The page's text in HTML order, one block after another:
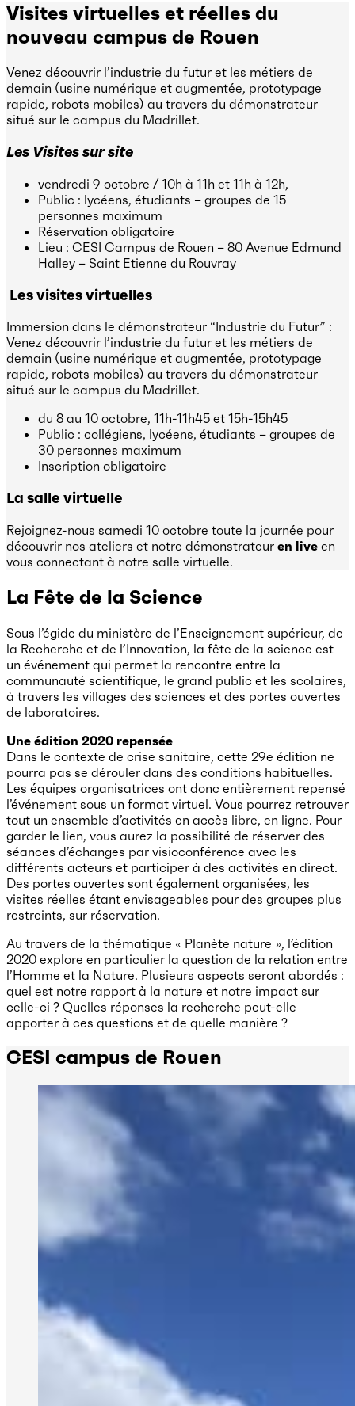
Visites virtuelles et réelles du
nouveau campus de Rouen
Venez découvrir l’industrie du futur et les métiers de
demain (usine numérique et augmentée, prototypage
rapide, robots mobiles) au travers du démonstrateur
situé sur le campus du Madrillet.
Les Visites sur site
vendredi 9 octobre / 10h à 11h et 11h à 12h,
Public : lycéens, étudiants – groupes de 15
personnes maximum
Réservation obligatoire
Lieu : CESI Campus de Rouen – 80 Avenue Edmund
Halley – Saint Etienne du Rouvray
Les visites virtuelles
Immersion dans le démonstrateur “Industrie du Futur” :
Venez découvrir l’industrie du futur et les métiers de
demain (usine numérique et augmentée, prototypage
rapide, robots mobiles) au travers du démonstrateur
situé sur le campus du Madrillet.
du 8 au 10 octobre, 11h-11h45 et 15h-15h45
Public : collégiens, lycéens, étudiants – groupes de
30 personnes maximum
Inscription obligatoire
La salle virtuelle
Rejoignez-nous samedi 10 octobre toute la journée pour
découvrir nos ateliers et notre démonstrateur en live en
vous connectant à notre salle virtuelle.
La Fête de la Science
Sous l’égide du ministère de l’Enseignement supérieur, de
la Recherche et de l’Innovation, la fête de la science est
un événement qui permet la rencontre entre la
communauté scientifique, le grand public et les scolaires,
à travers les villages des sciences et des portes ouvertes
de laboratoires.
Une édition 2020 repensée
Dans le contexte de crise sanitaire, cette 29e édition ne
pourra pas se dérouler dans des conditions habituelles.
Les équipes organisatrices ont donc entièrement repensé
l’événement sous un format virtuel. Vous pourrez retrouver
tout un ensemble d’activités en accès libre, en ligne. Pour
garder le lien, vous aurez la possibilité de réserver des
séances d’échanges par visioconférence avec les
différents acteurs et participer à des activités en direct.
Des portes ouvertes sont également organisées, les
visites réelles étant envisageables pour des groupes plus
restreints, sur réservation.
Au travers de la thématique « Planète nature », l’édition
2020 explore en particulier la question de la relation entre
l’Homme et la Nature. Plusieurs aspects seront abordés :
quel est notre rapport à la nature et notre impact sur
celle-ci ? Quelles réponses la recherche peut-elle
apporter à ces questions et de quelle manière ?
CESI campus de Rouen